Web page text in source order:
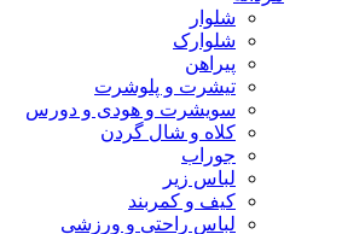
شلوار
شلوارک
پیراهن
تیشرت و پلوشرت
سویشرت و هودی و دورس
کلاه و شال گردن
جوراب
لباس زیر
کیف و کمربند
لباس راحتی و ورزشی